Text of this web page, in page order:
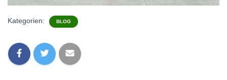
Kategorien: BLOG